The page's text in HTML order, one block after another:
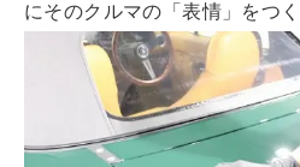
にそのクルマの「表情」をつ